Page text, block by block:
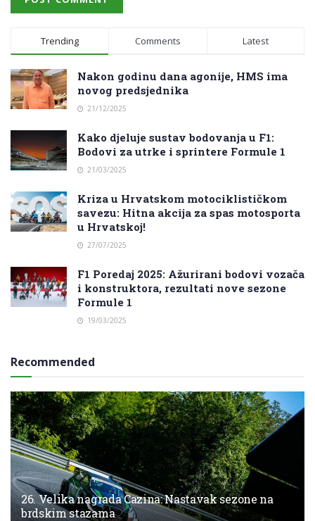
Trending Comments Latest
Nakon godinu dana agonije, HMS ima
novog predsjednika
21/12/2025
Kako djeluje sustav bodovanja u F1:
Bodovi za utrke i sprintere Formule 1
21/03/2025
Kriza u Hrvatskom motociklističkom
savezu: Hitna akcija za spas motosporta
u Hrvatskoj!
27/07/2025
F1 Poredaj 2025: Ažurirani bodovi vozača
i konstruktora, rezultati nove sezone
Formule 1
19/03/2025
Recommended
26. Velika nagrada Cazina: Nastavak sezone na
brdskim stazama